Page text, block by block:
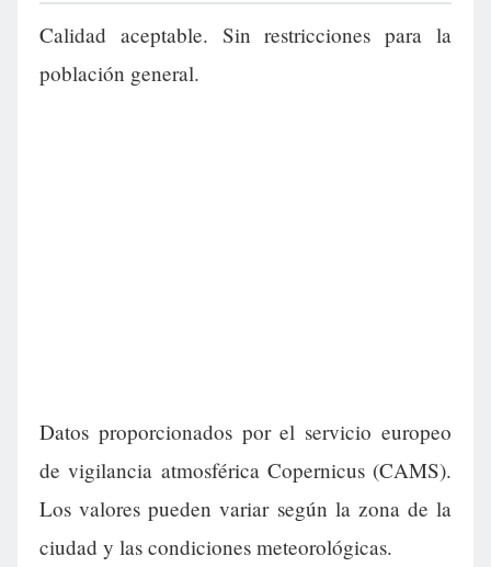
Calidad aceptable. Sin restricciones para la
población general.
Datos proporcionados por el servicio europeo
de vigilancia atmosférica Copernicus (CAMS).
Los valores pueden variar según la zona de la
ciudad y las condiciones meteorológicas.